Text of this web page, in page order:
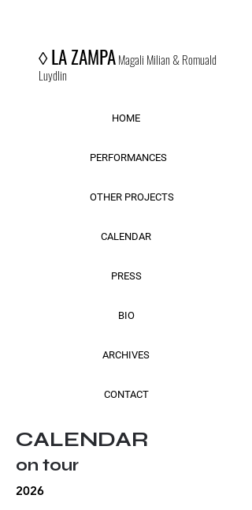
◊LA ZAMPAMagali Milian & Romuald
Luydlin
HOME
PERFORMANCES
OTHER PROJECTS
CALENDAR
PRESS
BIO
ARCHIVES
CONTACT
CALENDAR
on tour
2026